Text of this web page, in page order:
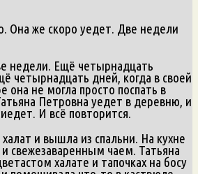
Она же скоро уедет. Две недели
недели. Ещё четырнадцать
четырнадцать дней, когда в своей
она не могла просто поспать в
Петровна уедет в деревню, и
И всё повторится.
и вышла из спальни. На кухне
свежезаваренным чаем. Татьяна
халате и тапочках на босу